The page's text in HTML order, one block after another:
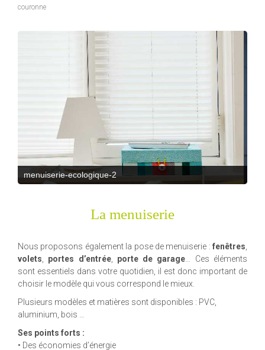
couronne
menuiserie-ecologique-3
La menuiserie
Nous proposons également la pose de menuiserie : fenêtres
volets
portes d’entrée, porte de garage … Ces éléments
sont essentiels dans votre quotidien, il est donc important de
choisir le modèle qui vous correspond le mieux.
Plusieurs modèles et matières sont disponibles : PVC,
aluminium, bois …
Ses points forts :
• Des économies d’énergie